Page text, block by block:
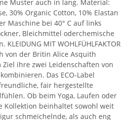
Muster auch in lang. Material:
30% Organic Cotton, 10% Elastan
Maschine bei 40° C auf links
Bleichmittel oderchemische
MIT WOHLFÜHLFAKTOR
von der Britin Alice Asquith
ihre zwei Leidenschaften von
Das ECO-Label
fair hergestellte
Ob beim Yoga, Laufen oder
Kollektion beinhaltet sowohl weit
schmeichelnde, als auch eng